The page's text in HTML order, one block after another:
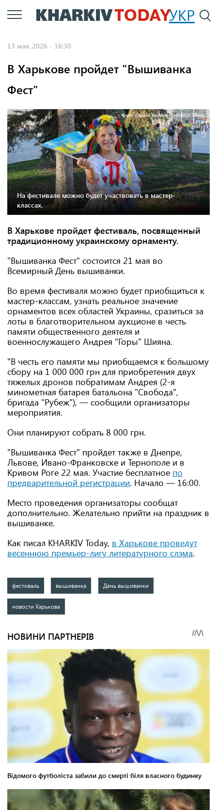
Перейти
к
УКР
13 мая, 2026 - 18:30
В Харькове пройдет "Вышиванка
Фест"
Фото: Сергій Козлов/KHARKIV Today
На фестивале можно будет участвовать в мастер-
классах.
В Харькове пройдет фестиваль, посвященный
традиционному украинскому орнаменту.
"Вышиванка Фест" состоится 21 мая во
Всемирный День вышиванки.
Во время фестиваля можно будет приобщиться к
мастер-классам, узнать реальное значение
орнаментов всех областей Украины, сразиться за
лоты в благотворительном аукционе в честь
памяти общественного деятеля и
военнослужащего Андрея "Горы" Шияна.
"В честь его памяти мы приобщаемся к большому
сбору на 1 000 000 грн для приобретения двух
тяжелых дронов побратимам Андрея (2-я
минометная батарея батальона "Свобода",
бригада "Рубеж"), — сообщили организаторы
мероприятия.
Они планируют собрать 8 000 грн.
"Вышиванка Фест" пройдет также в Днепре,
Львове, Ивано-Франковске и Тернополе и в
Кривом Роге 22 мая. Участие бесплатное по
предварительной регистрации. Начало — 16:00.
Место проведения организаторы сообщат
дополнительно. Желательно прийти на праздник в
вышиванке.
Как писал KHARKIV Today, в Харькове проведут
весеннюю премьер-лигу литературного слэма.
фестиваль вышиванка День вышиванки
новости Харькова